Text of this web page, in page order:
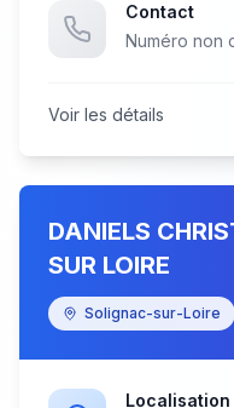
Contact
Numéro non
Voir les détails
DANIELS
SUR LOIRE
Solignac-sur-Loire
Localisation